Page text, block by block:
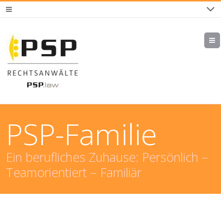
PSP-Familie
Ein berufliches Zuhause: Persönlich –
Teamorientiert – Familiär